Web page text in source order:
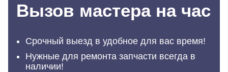
Вызов мастера на час
Срочный выезд в удобное для вас время!
Нужные для ремонта запчасти всегда в
наличии!